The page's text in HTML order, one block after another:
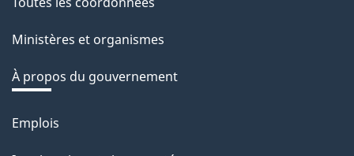
r
é
t
r
site
Ministères et organismes
À propos du gouvernement
Thèmes
Emplois